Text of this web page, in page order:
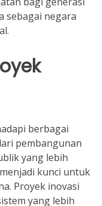
sebagai negara
berbagai
pembangunan
yang lebih
kunci untuk
Proyek inovasi
yang lebih